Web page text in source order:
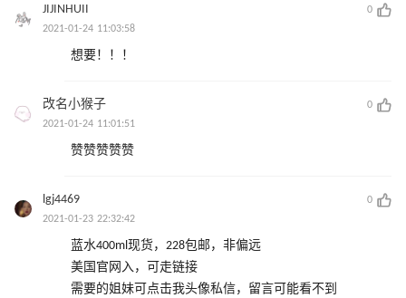
JIJINHUII
0
2021-01-24 11:03:58
想要！！！
改名小猴子
0
2021-01-24 11:01:51
赞赞赞赞赞
lgj4469
0
2021-01-23 22:32:42
蓝水400ml现货，228包邮，非偏远
美国官网入，可走链接
需要的姐妹可点击我头像私信，留言可能看不到